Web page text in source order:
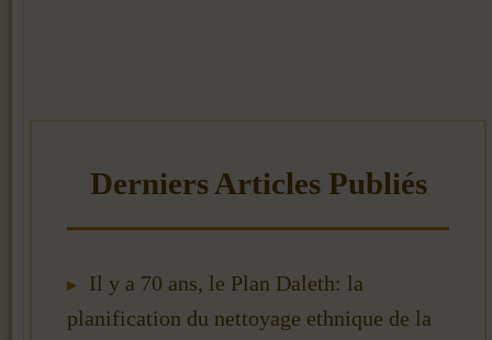
Il y a 70 ans, le Plan Daleth: la
planification du nettoyage ethnique de la